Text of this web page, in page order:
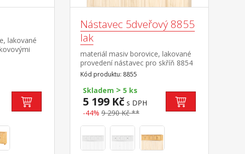
lakované
vybavené
Nástavec 5dveřový 8855
lak
materiál masiv borovice, lakované
provedení nástavec pro skříň 8854
Kód produktu: 8855
Skladem > 5 ks
5 199 Kč s DPH
-44% 9 290 Kč **